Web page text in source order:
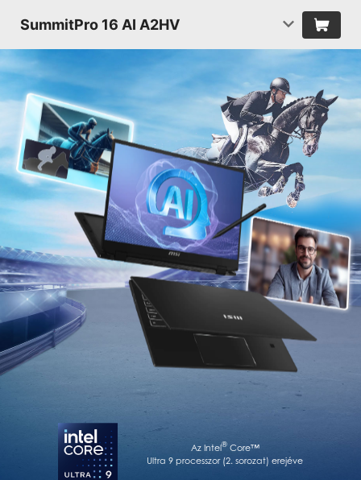
SummitPro 16 AI A2HV
Az Intel®Core™
Ultra 9 processzor (2. sorozat) erejéve